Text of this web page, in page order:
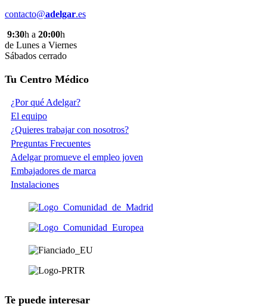
contacto@adelgar.es
9:30h a 20:00h
de Lunes a Viernes
Sábados cerrado
Tu Centro Médico
¿Por qué Adelgar?
El equipo
¿Quieres trabajar con nosotros?
Preguntas Frecuentes
Adelgar promueve el empleo joven
Embajadores de marca
Instalaciones
Te puede interesar